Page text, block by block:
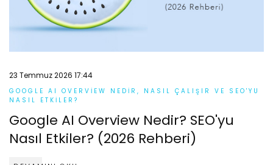
23 Temmuz 2026 17:44
GOOGLE AI OVERVIEW NEDIR, NASIL ÇALIŞIR VE SEO'YU
NASIL ETKILER?
Google AI Overview Nedir? SEO'yu
Nasıl Etkiler? (2026 Rehberi)